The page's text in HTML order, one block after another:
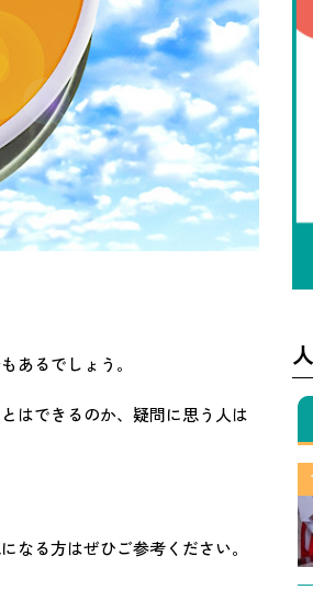
あるでしょう。
はできるのか、疑問に思う人は
なる方はぜひご参考ください。